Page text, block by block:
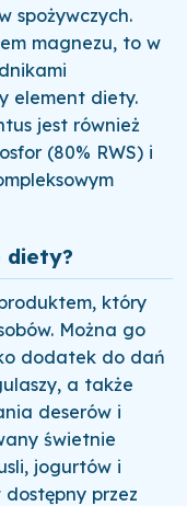
spożywczych.
magnezu, to w
element diety.
jest również
(80% RWS) i
diety?
który
Można go
dodatek do dań
a także
deserów i
świetnie
jogurtów i
dostępny przez